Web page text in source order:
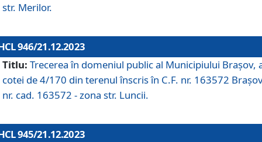
str. Merilor.
946/21.12.2023
Titlu: Trecerea în domeniul public al Municipiului Braşov,
cotei de 4/170 din terenul înscris în C.F. nr. 163572
nr. cad. 163572 - zona str. Luncii.
945/21.12.2023